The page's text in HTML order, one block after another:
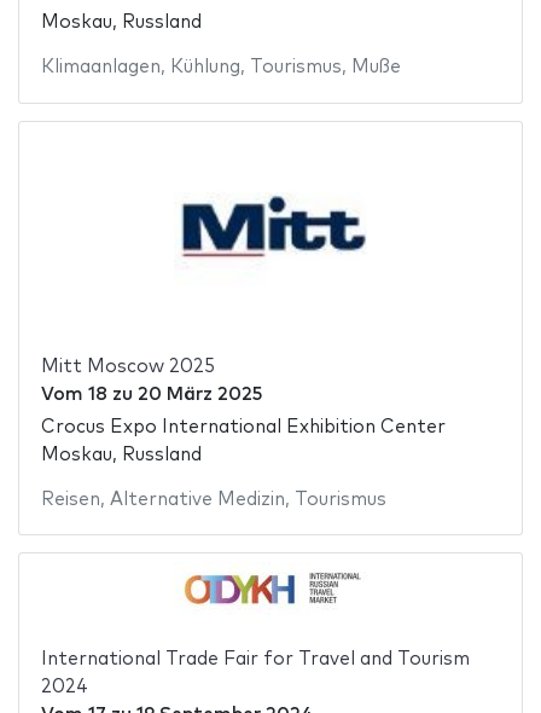
Moskau, Russland
Klimaanlagen, Kühlung, Tourismus, Muße
Mitt Moscow 2025
Vom 18 zu 20 März 2025
Crocus Expo International Exhibition Center
Moskau, Russland
Reisen, Alternative Medizin, Tourismus
International Trade Fair for Travel and Tourism
2024